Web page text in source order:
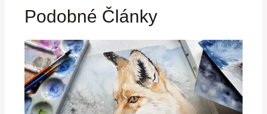
Podobné Články